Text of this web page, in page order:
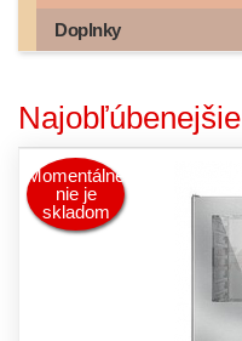
Doplnky
Najobľúbenejšie
Momentálne
nie je
skladom